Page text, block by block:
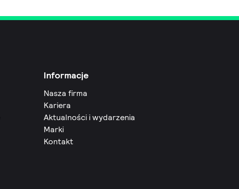
Informacje
Nasza firma
Kariera
Aktualności i wydarzenia
Marki
Kontakt